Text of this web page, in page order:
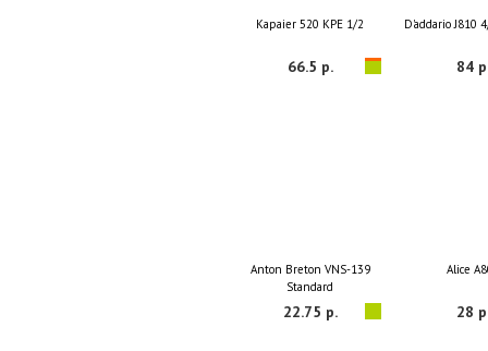
Kapaier 520 KPE 1/2
66.5 р.
D'addario J810
84
Anton Breton VNS-139
Standard
22.75 р.
Alice
28